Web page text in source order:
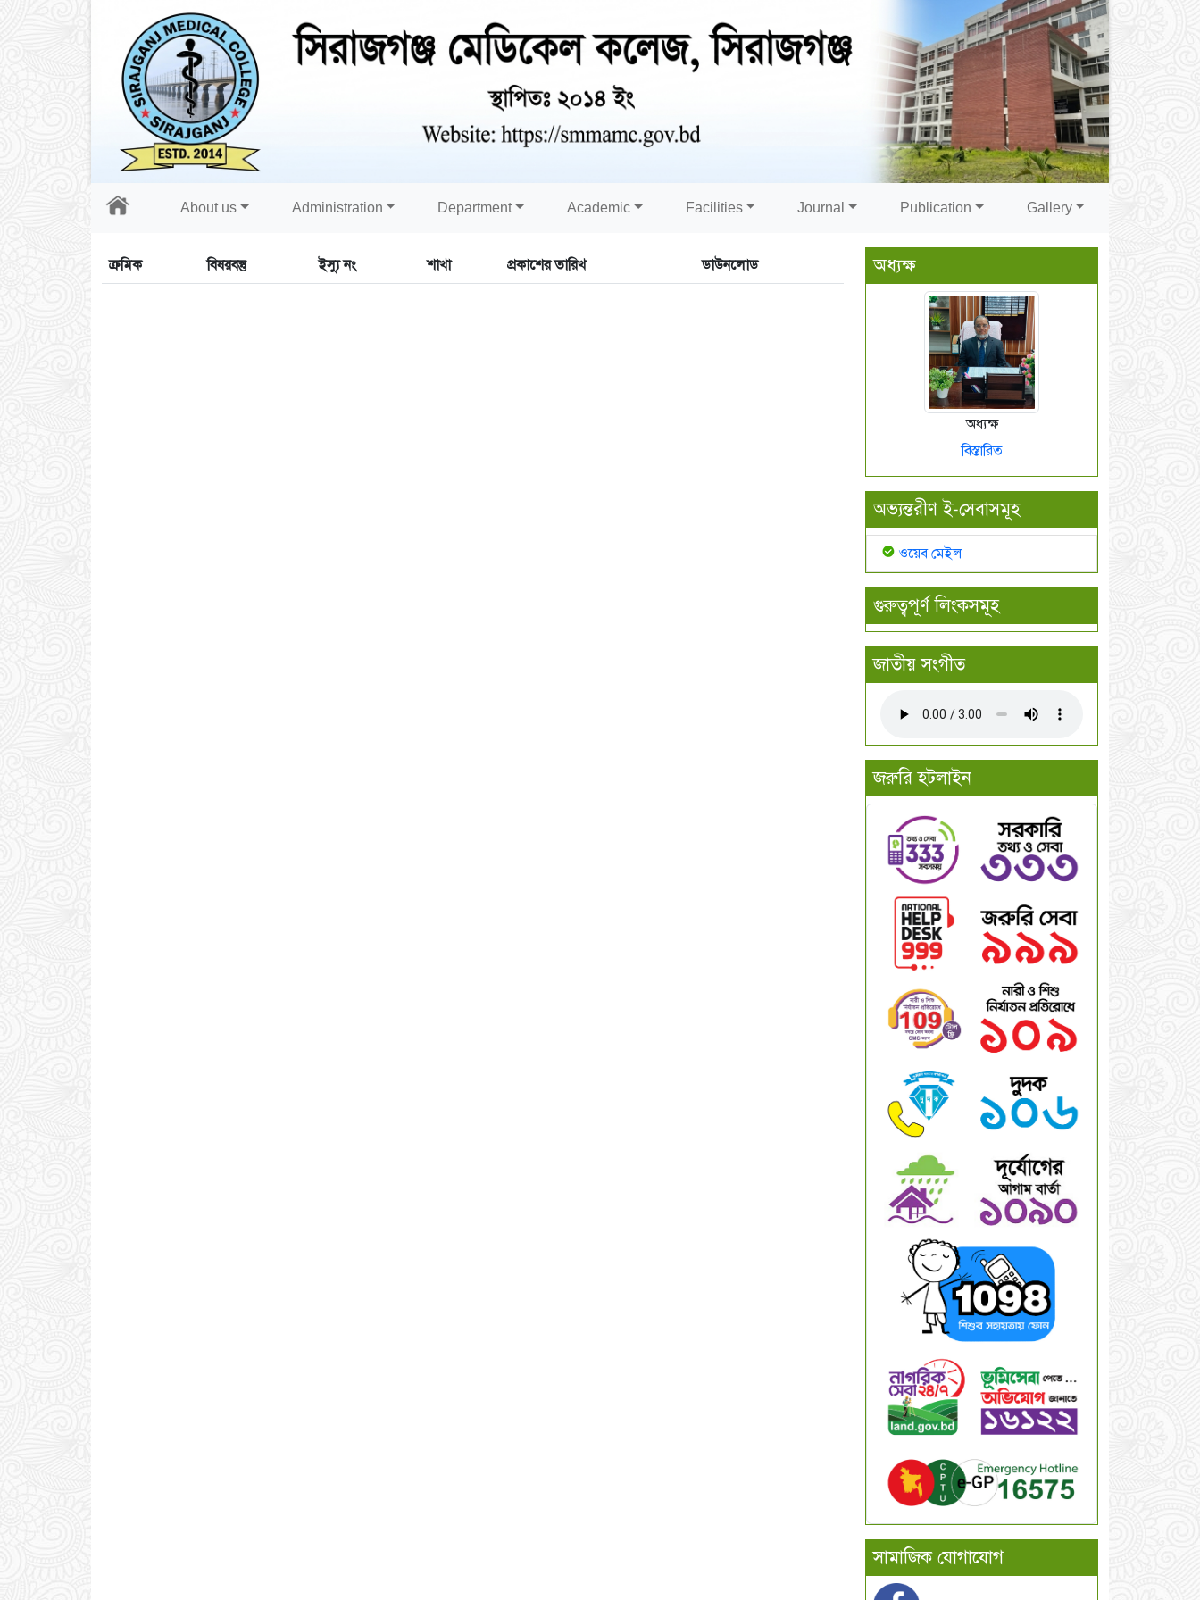
About us Administration Department Academic Facilities Journal Publication Gallery
ক্রমিক বিষয়বস্তু ইস্যু নং শাখা প্রকাশের তারিখ ডাউনলোড অধ্যক্ষ
অধ্যক্ষ
বিস্তারিত
অভ্যন্তরীণ ই-সেবাসমূহ
ওয়েব মেইল
গুরুত্বপূর্ণ লিংকসমূহ
জাতীয় সংগীত
জরুরি হটলাইন
সামাজিক যোগাযোগ